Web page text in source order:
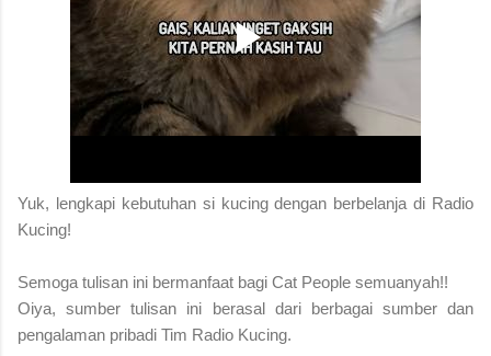
Yuk, lengkapi kebutuhan si kucing dengan berbelanja di Radio
Kucing!
Semoga tulisan ini bermanfaat bagi Cat People semuanyah!!
Oiya, sumber tulisan ini berasal dari berbagai sumber dan
pengalaman pribadi Tim Radio Kucing.